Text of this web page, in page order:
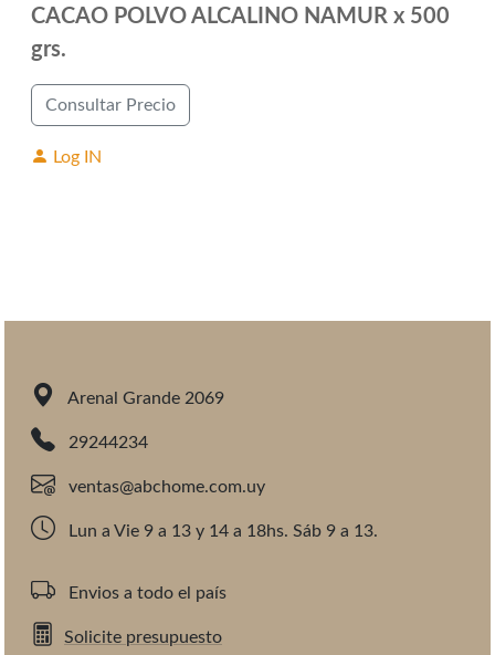
CACAO POLVO ALCALINO NAMUR x 500
grs.
Consultar Precio
Log IN
Arenal Grande 2069
29244234
ventas@abchome.com.uy
Lun a Vie 9 a 13 y 14 a 18hs. Sáb 9 a 13.
Envios a todo el país
Solicite presupuesto